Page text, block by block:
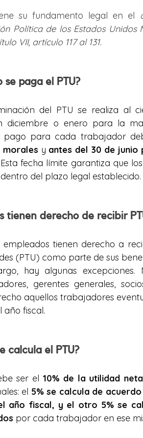
su fundamento legal en el
Política de los Estados
VII, artículo 117 al 131.
se paga el PTU?
del PTU se realiza al
diciembre o enero para la
pago para cada trabajador
morales y antes del 30 de junio
fecha límite garantiza que
del plazo legal establecido.
tienen derecho de recibir
empleados tienen derecho a
(PTU) como parte de sus
hay algunas
gerentes generales,
aquellos trabajadores
año fiscal.
calcula el PTU?
ser el 10% de la utilidad
el 5% se calcula de
año fiscal, y el otro 5% se
por cada trabajador en ese